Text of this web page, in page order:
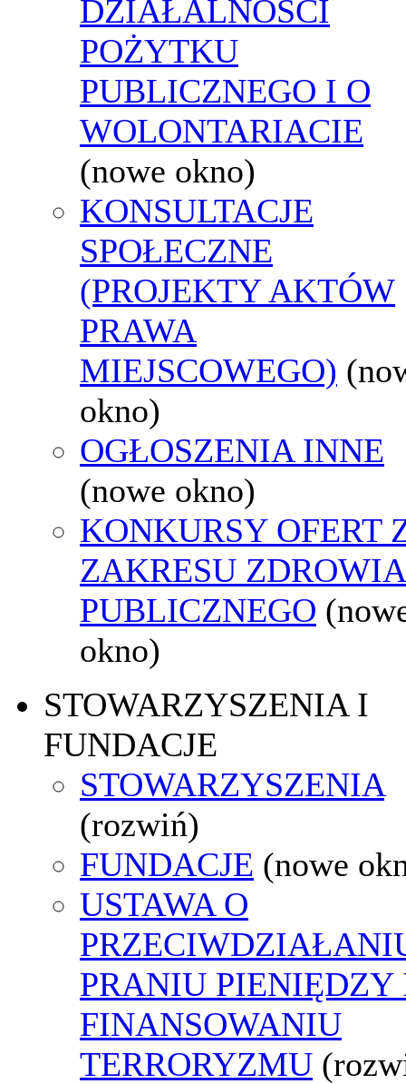
DZIAŁALNOŚCI
POŻYTKU
PUBLICZNEGO I O
WOLONTARIACIE
(nowe okno)
KONSULTACJE
SPOŁECZNE
(PROJEKTY AKTÓW
PRAWA
MIEJSCOWEGO)
okno)
OGŁOSZENIA INNE
(nowe okno)
KONKURSY OFERT
ZAKRESU ZDROWIA
PUBLICZNEGO
okno)
STOWARZYSZENIA I
FUNDACJE
STOWARZYSZENIA
(rozwiń)
FUNDACJE (nowe
USTAWA O
PRANIU PIENIĘDZY
FINANSOWANIU
TERRORYZMU